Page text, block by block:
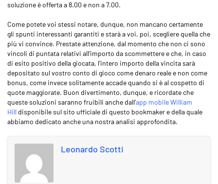
soluzione è offerta a 8.00 e non a 7.00.
Come potete voi stessi notare, dunque, non mancano certamente
gli spunti interessanti garantiti e starà a voi, poi, scegliere quella che
più vi convince. Prestate attenzione, dal momento che non ci sono
vincoli di puntata relativi all’importo da scommettere e che, in caso
di esito positivo della giocata, l’intero importo della vincita sarà
depositato sul vostro conto di gioco come denaro reale e non come
bonus, come invece solitamente accade quando si è al cospetto di
quote maggiorate. Buon divertimento, dunque, e ricordate che
queste soluzioni saranno fruibili anche dall’app mobile William
Hill disponibile sul sito ufficiale di questo bookmaker e della quale
abbiamo dedicato anche una nostra analisi approfondita.
Leonardo Scotti